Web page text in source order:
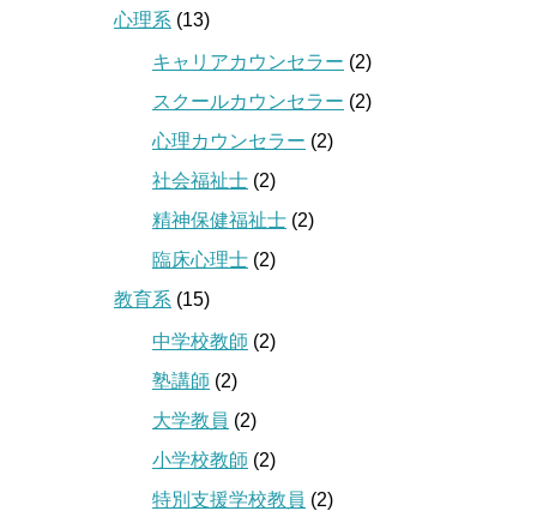
心理系 (13)
キャリアカウンセラー (2)
スクールカウンセラー (2)
心理カウンセラー (2)
社会福祉士 (2)
精神保健福祉士 (2)
臨床心理士 (2)
教育系 (15)
中学校教師 (2)
塾講師 (2)
大学教員 (2)
小学校教師 (2)
特別支援学校教員 (2)